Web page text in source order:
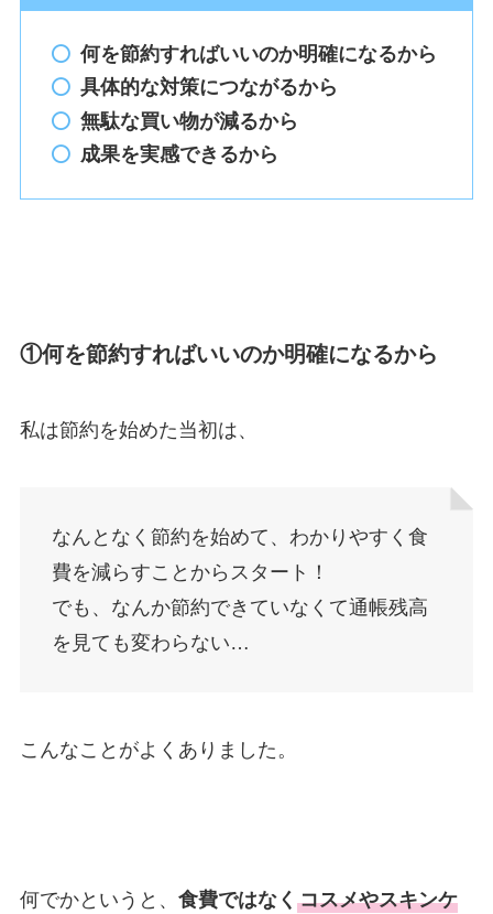
何を節約すればいいのか明確になるから
具体的な対策につながるから
無駄な買い物が減るから
成果を実感できるから
①何を節約すればいいのか明確になるから
私は節約を始めた当初は、
なんとなく節約を始めて、わかりやすく食
費を減らすことからスタート！
でも、なんか節約できていなくて通帳残高
を見ても変わらない…
こんなことがよくありました。
何でかというと、 食費ではなく コスメやスキンケ